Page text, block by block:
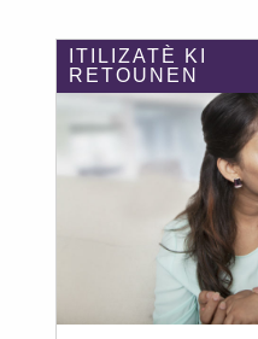
ITILIZATÈ KI
RETOUNEN